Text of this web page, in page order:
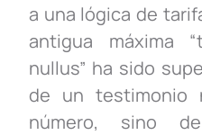
a una lógica de
antigua máxima
“
nullus” ha sido
de un testimonio
número, sino